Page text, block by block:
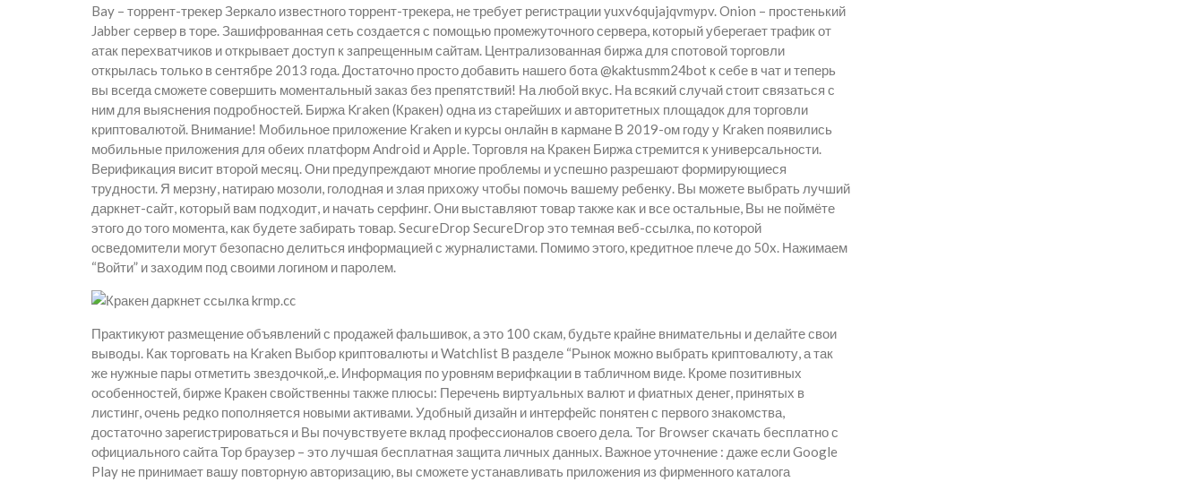
Bay – торрент-трекер Зеркало известного торрент-трекера, не требует регистрации yuxv6qujajqvmypv. Onion – простенький
Jabber сервер в торе. Зашифрованная сеть создается с помощью промежуточного сервера, который уберегает трафик от
атак перехватчиков и открывает доступ к запрещенным сайтам. Централизованная биржа для спотовой торговли
открылась только в сентябре 2013 года. Достаточно просто добавить нашего бота @kaktusmm24bot к себе в чат и теперь
вы всегда сможете совершить моментальный заказ без препятствий! На любой вкус. На всякий случай стоит связаться с
ним для выяснения подробностей. Биржа Kraken (Кракен) одна из старейших и авторитетных площадок для торговли
криптовалютой. Внимание! Мобильное приложение Kraken и курсы онлайн в кармане В 2019-ом году у Kraken появились
мобильные приложения для обеих платформ Android и Apple. Торговля на Кракен Биржа стремится к универсальности.
Верификация висит второй месяц. Они предупреждают многие проблемы и успешно разрешают формирующиеся
трудности. Я мерзну, натираю мозоли, голодная и злая прихожу чтобы помочь вашему ребенку. Вы можете выбрать лучший
даркнет-сайт, который вам подходит, и начать серфинг. Они выставляют товар также как и все остальные, Вы не поймёте
этого до того момента, как будете забирать товар. SecureDrop SecureDrop это темная веб-ссылка, по которой
осведомители могут безопасно делиться информацией с журналистами. Помимо этого, кредитное плече до 50x. Нажимаем
“Войти” и заходим под своими логином и паролем.
Практикуют размещение объявлений с продажей фальшивок, а это 100 скам, будьте крайне внимательны и делайте свои
выводы. Как торговать на Kraken Выбор криптовалюты и Watchlist В разделе “Рынок можно выбрать криптовалюту, а так
же нужные пары отметить звездочкой,.е. Информация по уровням верифкации в табличном виде. Кроме позитивных
особенностей, бирже Кракен свойственны также плюсы: Перечень виртуальных валют и фиатных денег, принятых в
листинг, очень редко пополняется новыми активами. Удобный дизайн и интерфейс понятен с первого знакомства,
достаточно зарегистрироваться и Вы почувствуете вклад профессионалов своего дела. Tor Browser скачать бесплатно с
официального сайта Тор браузер – это лучшая бесплатная защита личных данных. Важное уточнение : даже если Google
Play не принимает вашу повторную авторизацию, вы сможете устанавливать приложения из фирменного каталога